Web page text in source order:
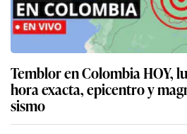
Temblor en Colombia HOY,
hora exacta, epicentro y
sismo